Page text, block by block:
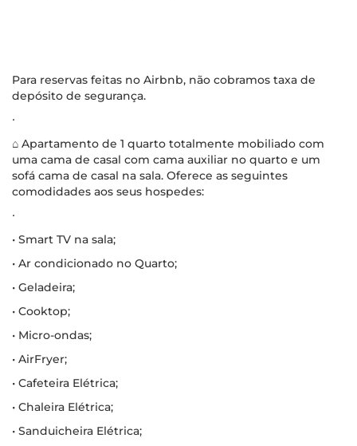
Para reservas feitas no Airbnb, não cobramos taxa de
depósito de segurança.
∙
⌂ Apartamento de 1 quarto totalmente mobiliado com
uma cama de casal com cama auxiliar no quarto e um
sofá cama de casal na sala. Oferece as seguintes
comodidades aos seus hospedes:
∙
• Smart TV na sala;
• Ar condicionado no Quarto;
• Geladeira;
• Cooktop;
• Micro-ondas;
• AirFryer;
• Cafeteira Elétrica;
• Chaleira Elétrica;
• Sanduicheira Elétrica;